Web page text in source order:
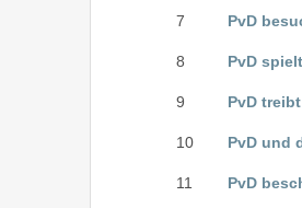
7 PvD
8 PvD
9 PvD
10 PvD und
11 PvD